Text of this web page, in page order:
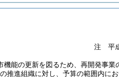
注 平成
能の更新を図るため、再開発事
推進組織に対し、予算の範囲内に